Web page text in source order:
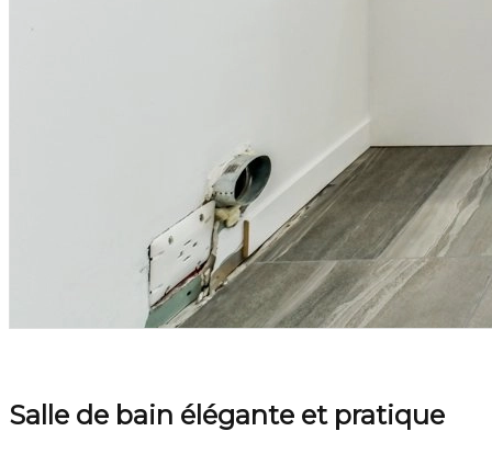
Salle de bain élégante et pratique